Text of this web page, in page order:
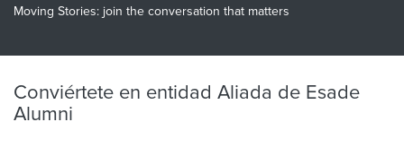
Moving Stories: join the conversation that matters
Conviértete en entidad Aliada de Esade
Alumni